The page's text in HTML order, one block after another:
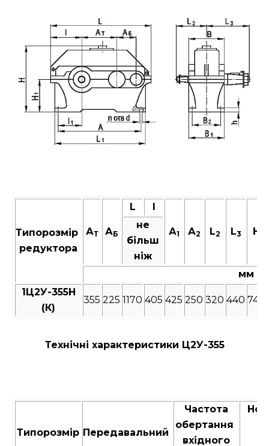
Типорозмір
редуктора
АТ АБ
L I
А1 А2 L2 L3 Н
не
більш
ніж
мм
1Ц2У-355Н
(К)
355 225 1170 405 425 250 320 440 740
Технічні характеристики Ц2У-355
Типорозмір Передавальний
Частота
обертання
вхідного